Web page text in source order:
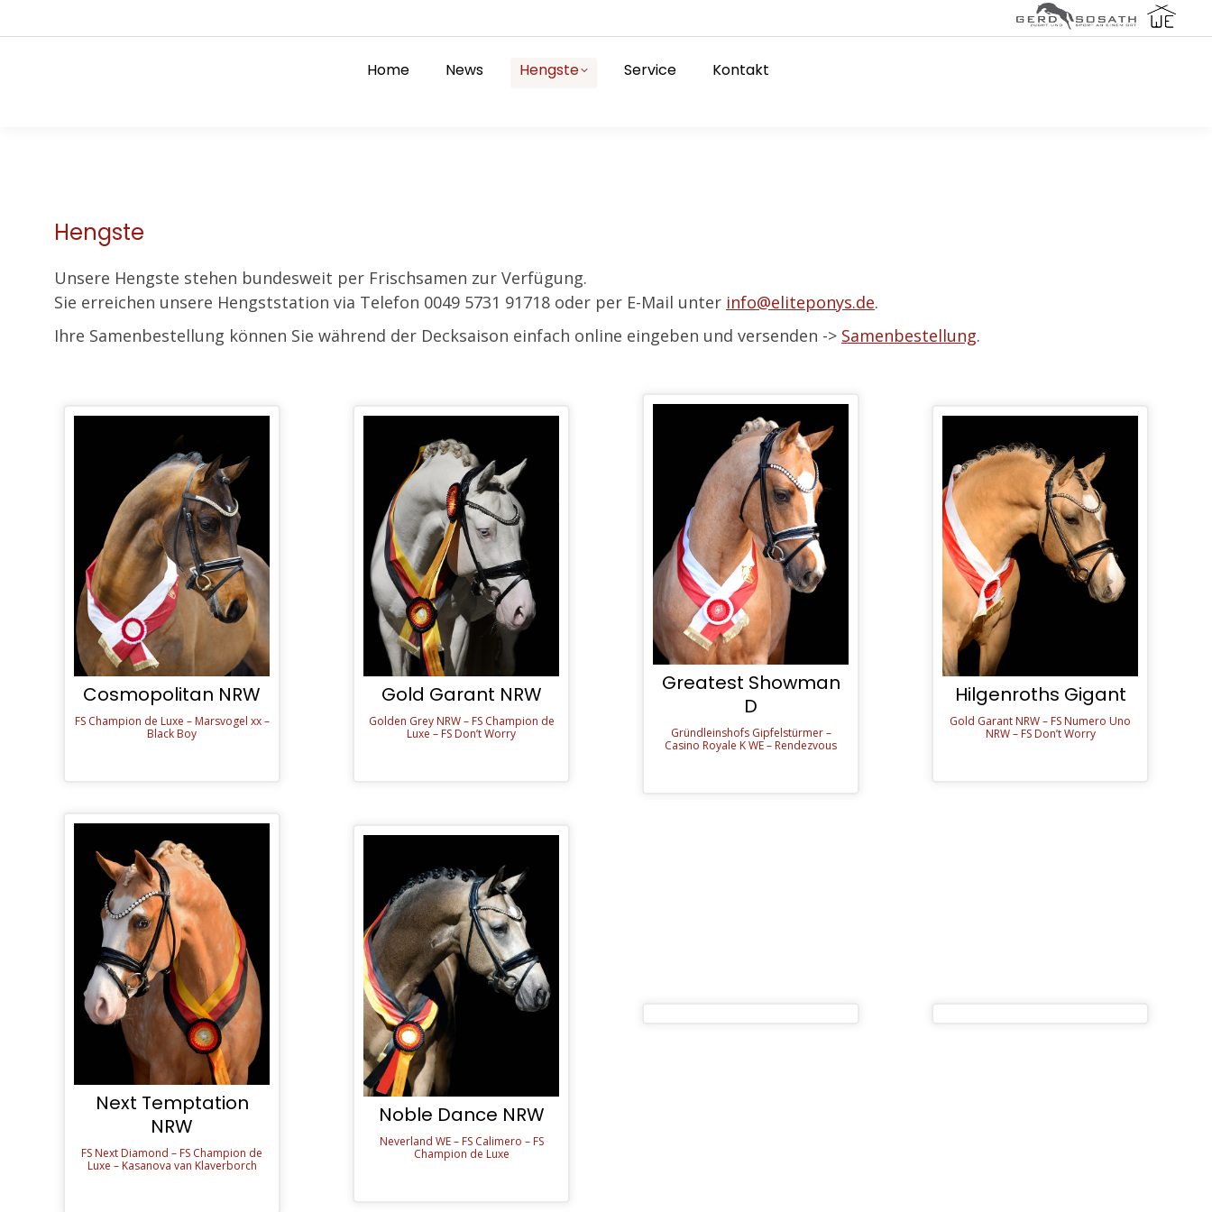
Home News Hengste Service Kontakt
Hengste
Unsere Hengste stehen bundesweit per Frischsamen zur Verfügung.
Sie erreichen unsere Hengststation via Telefon 0049 5731 91718 oder per E-Mail unter info@eliteponys.de.
Ihre Samenbestellung können Sie während der Decksaison einfach online eingeben und versenden -> Samenbestellung.
Cosmopolitan NRW
FS Champion de Luxe – Marsvogel xx –
Black Boy
Gold Garant NRW
Golden Grey NRW – FS Champion de
Luxe – FS Don’t Worry
Greatest Showman
D
Gründleinshofs Gipfelstürmer –
Casino Royale K WE – Rendezvous
Hilgenroths Gigant
Gold Garant NRW – FS Numero Uno
NRW – FS Don’t Worry
Next Temptation
NRW
FS Next Diamond – FS Champion de
Luxe – Kasanova van Klaverborch
Noble Dance NRW
Neverland WE – FS Calimero – FS
Champion de Luxe